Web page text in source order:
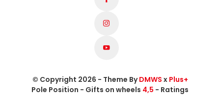
© Copyright 2026 - Theme ByDMWS x Plus+
Pole Position - Gifts on wheels 4,5 - Ratings